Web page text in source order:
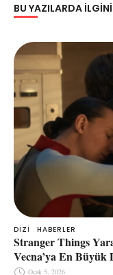
BU YAZILARDA ILGINI
DIZI HABERLER
Stranger Things
Vecna’ya En Büyük
Ocak 5, 2026